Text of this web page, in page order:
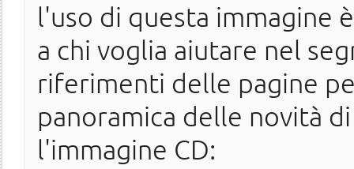
l'uso di questa immagine
a chi voglia aiutare nel
riferimenti delle pagine
panoramica delle novità
l'immagine CD: